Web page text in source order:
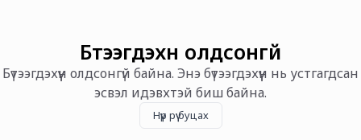
Бүтээгдэхүүн олдсонгүй
Бүтээгдэхүүн олдсонгүй байна. Энэ бүтээгдэхүүн нь устгагдсан
эсвэл идэвхтэй биш байна.
Нүүр рүү буцах